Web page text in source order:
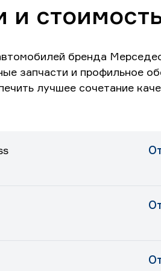
и
бренда
запчасти и профильное
лучшее сочетание